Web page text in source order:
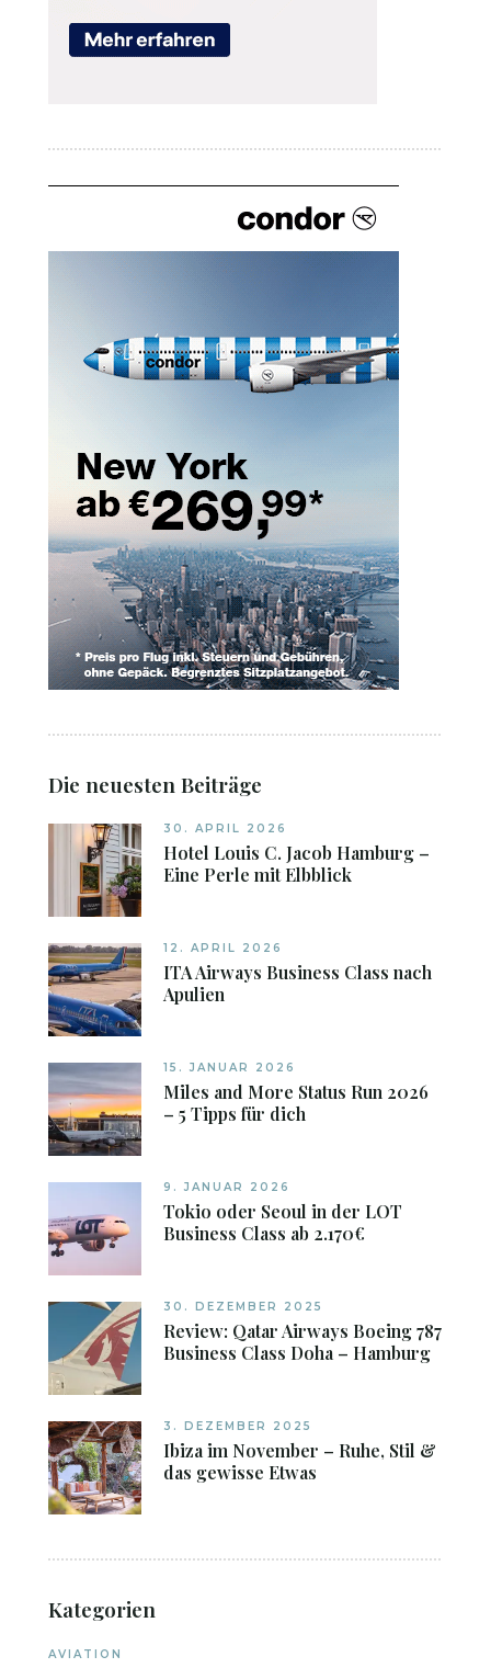
Die neuesten Beiträge
30. APRIL 2026
Hotel Louis C. Jacob Hamburg –
Eine Perle mit Elbblick
12. APRIL 2026
ITA Airways Business Class nach
Apulien
15. JANUAR 2026
Miles and More Status Run 2026
– 5 Tipps für dich
9. JANUAR 2026
Tokio oder Seoul in der LOT
Business Class ab 2.170€
30. DEZEMBER 2025
Review: Qatar Airways Boeing 787
Business Class Doha – Hamburg
3. DEZEMBER 2025
Ibiza im November – Ruhe, Stil &
das gewisse Etwas
Kategorien
AVIATION